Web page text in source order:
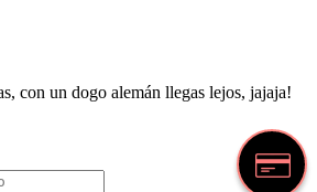
con un dogo alemán llegas lejos, jajaja!